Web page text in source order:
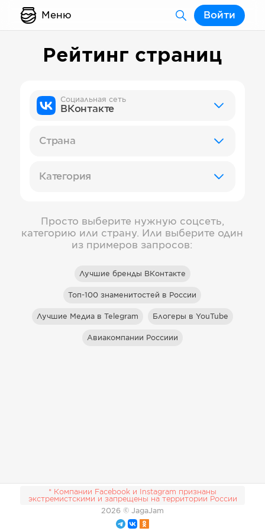
Меню Войти
Рейтинг страниц
Социальная сеть
ВКонтакте
Страна
Категория
Просто выберите нужную соцсеть,
категорию или страну. Или выберите один
из примеров запросов:
Лучшие бренды ВКонтакте
Топ-100 знаменитостей в России
Лучшие Медиа в Telegram Блогеры в YouTube
Авиакомпании Россиии
* Компании Facebook и Instagram признаны
экстремистскими и запрещены на территории России
2026 © JagaJam